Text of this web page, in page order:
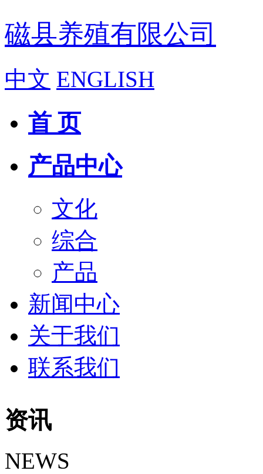
磁县养殖有限公司
中文 ENGLISH
首 页
产品中心
文化
综合
产品
新闻中心
关于我们
联系我们
资讯
NEWS